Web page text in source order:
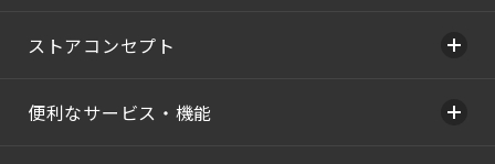
ストアコンセプト
便利なサービス・機能